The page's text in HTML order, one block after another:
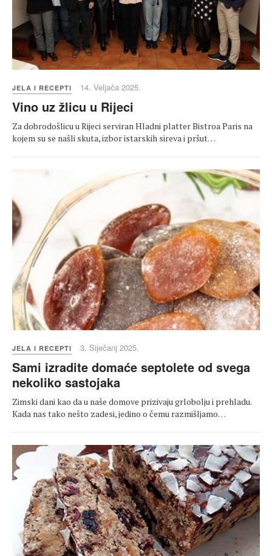
JELA I RECEPTI 14. Veljača 2025.
Vino uz žlicu u Rijeci
Za dobrodošlicu u Rijeci serviran Hladni platter Bistroa Paris na
kojem su se našli skuta, izbor istarskih sireva i pršut…
JELA I RECEPTI 3. Siječanj 2025.
Sami izradite domaće septolete od svega
nekoliko sastojaka
Zimski dani kao da u naše domove prizivaju grlobolju i prehladu.
Kada nas tako nešto zadesi, jedino o čemu razmišljamo…